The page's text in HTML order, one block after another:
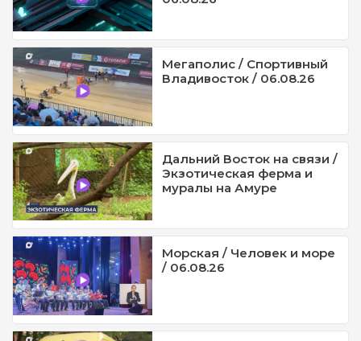
Мегаполис / Спортивный
Владивосток / 06.08.26
Дальний Восток на связи /
Экзотическая ферма и
муралы на Амуре
Морская / Человек и море
/ 06.08.26